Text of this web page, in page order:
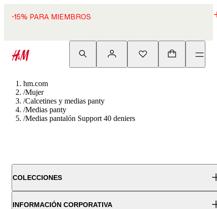
-15% PARA MIEMBROS
hm.com
/Mujer
/Calcetines y medias panty
/Medias panty
/Medias pantalón Support 40 deniers
COLECCIONES
INFORMACIÓN CORPORATIVA